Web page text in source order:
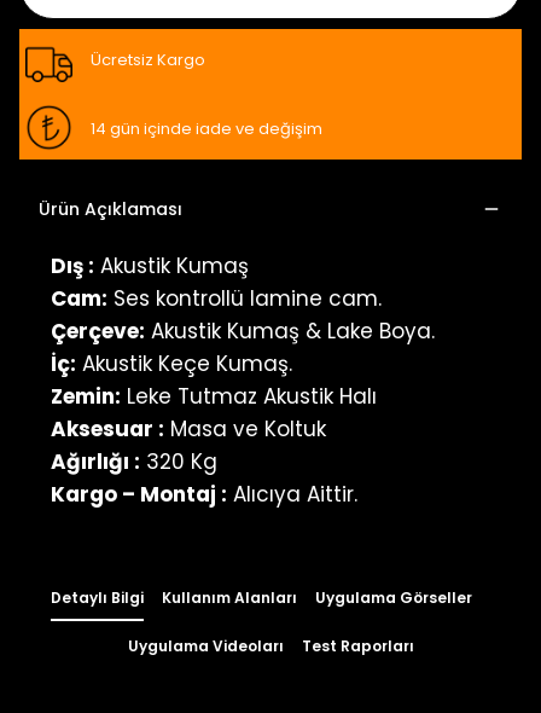
Ücretsiz Kargo
14 gün içinde iade ve değişim
Ürün Açıklaması
Dış : Akustik Kumaş
Cam: Ses kontrollü lamine cam.
Çerçeve: Akustik Kumaş & Lake Boya.
İç: Akustik Keçe Kumaş.
Zemin: Leke Tutmaz Akustik Halı
Aksesuar : Masa ve Koltuk
Ağırlığı : 320 Kg
Kargo – Montaj : Alıcıya Aittir.
Detaylı Bilgi Kullanım Alanları Uygulama Görseller
Uygulama Videoları Test Raporları